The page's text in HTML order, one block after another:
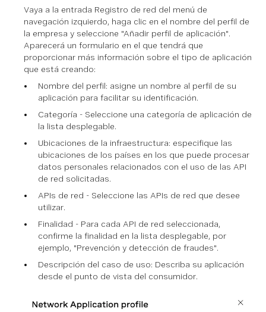
Vaya a la entrada Registro de red del menú de
navegación izquierdo, haga clic en el nombre del perfil de
la empresa y seleccione "Añadir perfil de aplicación".
Aparecerá un formulario en el que tendrá que
proporcionar más información sobre el tipo de aplicación
que está creando:
Nombre del perfil: asigne un nombre al perfil de su
aplicación para facilitar su identificación.
Categoría - Seleccione una categoría de aplicación de
la lista desplegable.
Ubicaciones de la infraestructura: especifique las
ubicaciones de los países en los que puede procesar
datos personales relacionados con el uso de las API
de red solicitadas.
APIs de red - Seleccione las APIs de red que desee
utilizar.
Finalidad - Para cada API de red seleccionada,
confirme la finalidad en la lista desplegable, por
ejemplo, "Prevención y detección de fraudes".
Descripción del caso de uso: Describa su aplicación
desde el punto de vista del consumidor.